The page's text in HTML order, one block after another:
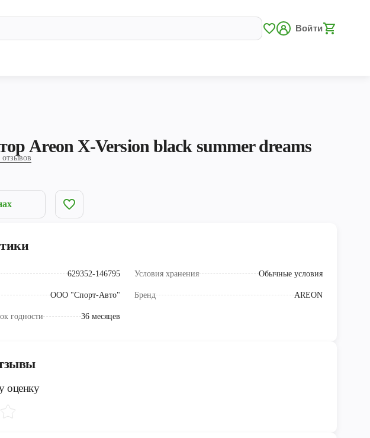
Войти
Areon X-Version black summer dreams
отзывов
629352-146795 Условия хранения Обычные условия
ООО "Спорт-Авто" Бренд AREON
годности 36 месяцев
оценку